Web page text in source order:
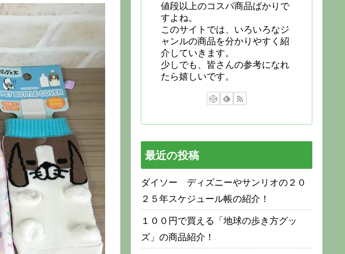
値段以上のコスパ商品ばかりで
すよね。
このサイトでは、いろいろなジ
ャンルの商品を分かりやすく紹
介していきます。
少しでも、皆さんの参考になれ
たら嬉しいです。
最近の投稿
ダイソー ディズニーやサンリオの２０
２５年スケジュール帳の紹介！
１００円で買える「地球の歩き方グッ
ズ」の商品紹介！